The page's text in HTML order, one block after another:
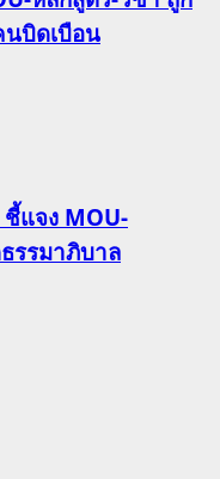
นบิดเบือน
แจง MOU-
รรมาภิบาล